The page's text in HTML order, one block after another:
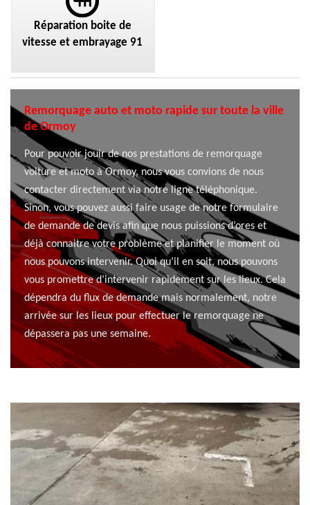
Réparation boite de
vitesse et embrayage 91
Remorquage auto et moto rapide sur toute la ville
de Ormoy
Pour pouvoir jouir de nos prestations de remorquage
voiture et moto à Ormoy, nous vous convions de nous
contacter directement via notre ligne téléphonique.
Sinon, vous pouvez aussi faire usage de notre formulaire
de demande de devis afin que nous puissions d’ores et
déjà connaitre votre problème et planifier le moment où
nous pouvons intervenir. Quoi qu’il en soit, nous pouvons
vous promettre d’intervenir rapidement sur les lieux. Cela
dépendra du flux de demande mais normalement, notre
arrivée sur les lieux pour effectuer le remorquage ne
dépassera pas une semaine.